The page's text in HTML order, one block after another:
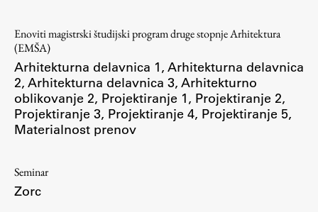
Zaključek študija
Mednarodne izmenjave
Študijske prakse
Spletna učilnica
ŠIS (EN)
Enoviti magistrski študijski program druge stopnje Arhitektura
(EMŠA)
Arhitekturna delavnica 1, Arhitekturna delavnica
2, Arhitekturna delavnica 3, Arhitekturno
oblikovanje 2, Projektiranje 1, Projektiranje 2,
Projektiranje 3, Projektiranje 4, Projektiranje 5,
Materialnost prenov
Seminar
Zorc